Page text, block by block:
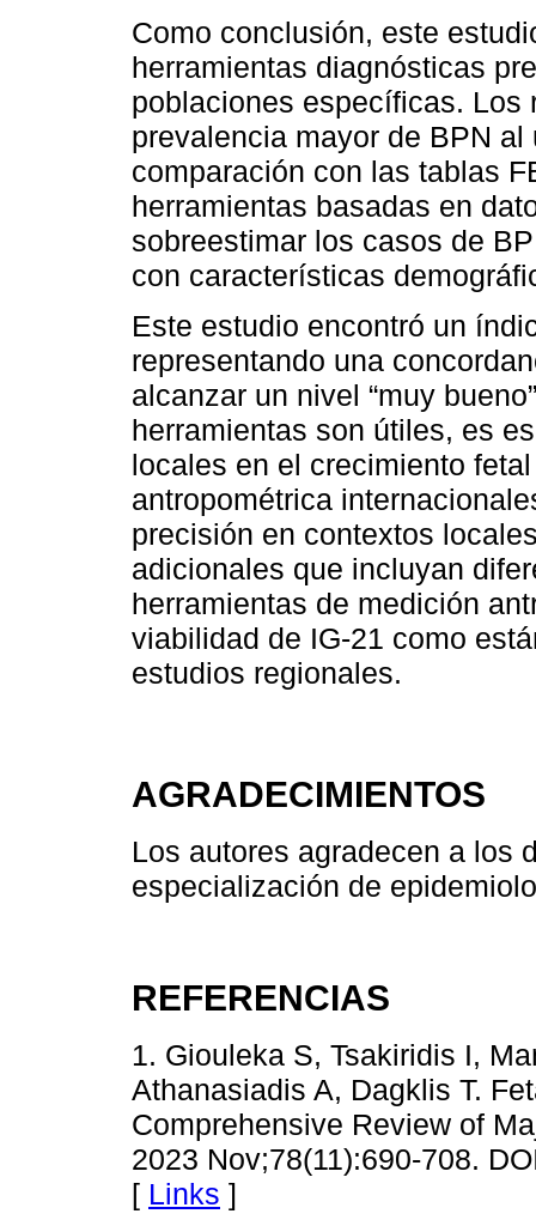
Como conclusión, este
herramientas diagnósticas
poblaciones específicas. Los
prevalencia mayor de BPN
comparación con las tablas
herramientas basadas en
sobreestimar los casos de
con características
Este estudio encontró un
representando una
alcanzar un nivel “muy
herramientas son útiles, es
locales en el crecimiento
antropométrica
precisión en contextos
adicionales que incluyan
herramientas de medición
viabilidad de IG-21 como
estudios regionales.
AGRADECIMIENTOS
Los autores agradecen a los
especialización de
REFERENCIAS
1. Giouleka S, Tsakiridis I,
Athanasiadis A, Dagklis T.
Comprehensive Review of
2023 Nov;78(11):690-708.
[ Links ]